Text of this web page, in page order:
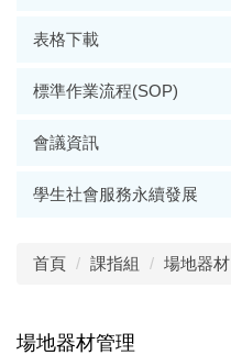
表格下載
標準作業流程(SOP)
會議資訊
學生社會服務永續發展
首頁 課指組 場地器材
場地器材管理